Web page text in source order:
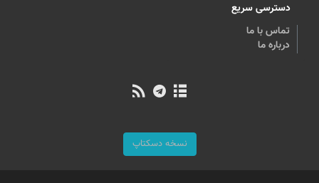
دسترسی سریع
تماس با ما
درباره ما
نسخه دسکتاپ